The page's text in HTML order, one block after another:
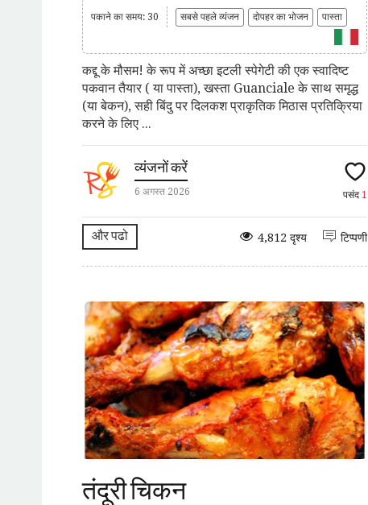
पकाने का समय: 30 सबसे पहले व्यंजन दोपहर का भोजन पास्ता
कद्दू के मौसम! के रूप में अच्छा इटली स्पेगेटी की एक स्वादिष्ट
पकवान तैयार ( या पास्ता), खस्ता Guanciale के साथ समृद्ध
(या बेकन), सही बिंदु पर दिलकश प्राकृतिक मिठास प्रतिक्रिया
करने के लिए ...
व्यंजनों करें
6 अगस्त 2026 पसंद 1
और पढो टिप्पणी
4,812 दृश्य
तंदूरी चिकन